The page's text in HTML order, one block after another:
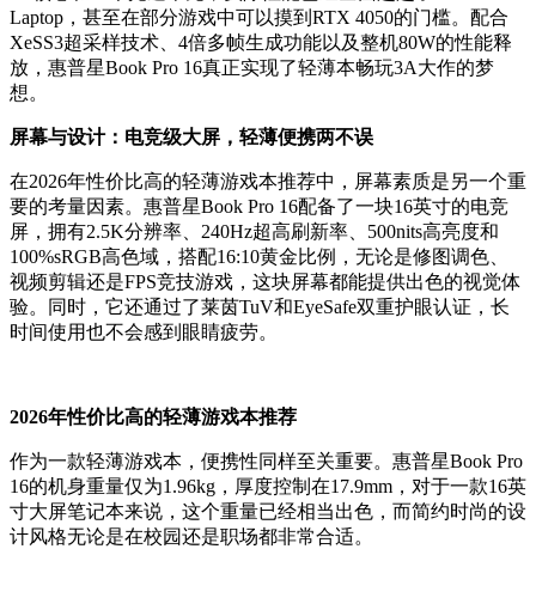
Laptop，甚至在部分游戏中可以摸到RTX 4050的门槛。配合
XeSS3超采样技术、4倍多帧生成功能以及整机80W的性能释
放，惠普星Book Pro 16真正实现了轻薄本畅玩3A大作的梦
想。
屏幕与设计：电竞级大屏，轻薄便携两不误
在2026年性价比高的轻薄游戏本推荐中，屏幕素质是另一个重
要的考量因素。惠普星Book Pro 16配备了一块16英寸的电竞
屏，拥有2.5K分辨率、240Hz超高刷新率、500nits高亮度和
100%sRGB高色域，搭配16:10黄金比例，无论是修图调色、
视频剪辑还是FPS竞技游戏，这块屏幕都能提供出色的视觉体
验。同时，它还通过了莱茵TuV和EyeSafe双重护眼认证，长
时间使用也不会感到眼睛疲劳。
2026年性价比高的轻薄游戏本推荐
作为一款轻薄游戏本，便携性同样至关重要。惠普星Book Pro
16的机身重量仅为1.96kg，厚度控制在17.9mm，对于一款16英
寸大屏笔记本来说，这个重量已经相当出色，而简约时尚的设
计风格无论是在校园还是职场都非常合适。